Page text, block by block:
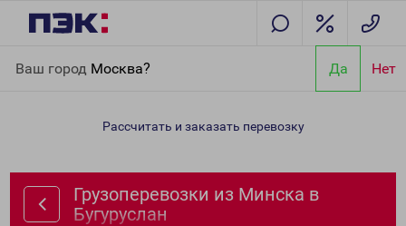
Ваш город Москва? Да Нет
Бугуруслан
Рассчитать и заказать перевозку
Грузоперевозки из Минска в
Бугуруслан